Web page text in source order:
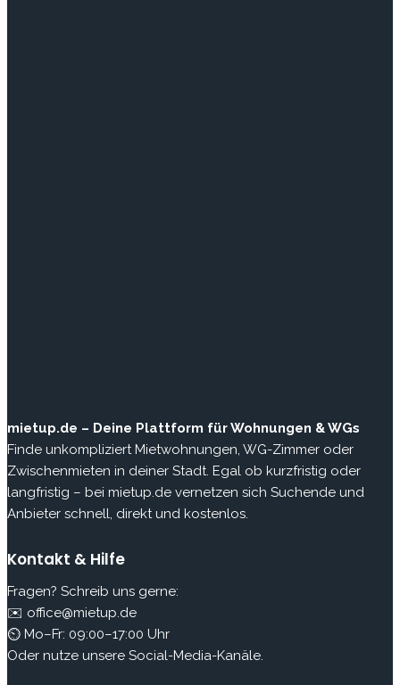
mietup.de – Deine Plattform für Wohnungen & WGs
Finde unkompliziert Mietwohnungen, WG-Zimmer oder
Zwischenmieten in deiner Stadt. Egal ob kurzfristig oder
langfristig – bei mietup.de vernetzen sich Suchende und
Anbieter schnell, direkt und kostenlos.
Kontakt & Hilfe
Fragen? Schreib uns gerne:
✉️ office@mietup.de
⏲ Mo–Fr: 09:00–17:00 Uhr
Oder nutze unsere Social-Media-Kanäle.